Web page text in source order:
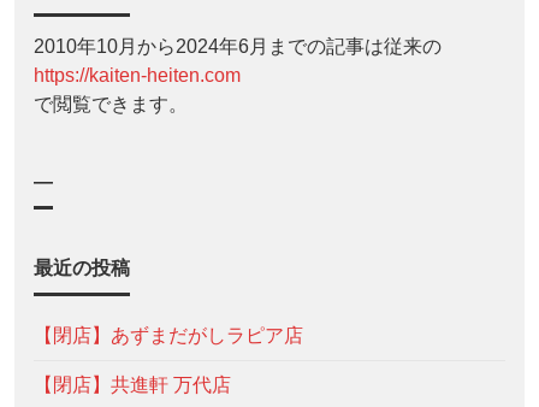
2010年10月から2024年6月までの記事は従来の
https://kaiten-heiten.com
で閲覧できます。
—
最近の投稿
【閉店】あずまだがしラピア店
【閉店】共進軒 万代店